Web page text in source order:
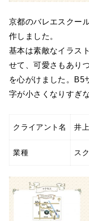
京都のバレエスクー
作しました。
基本は素敵なイラス
せて、可愛さもあり
を心がけました。B5
字が小さくなりすぎ
クライアント名 井
業種 ス